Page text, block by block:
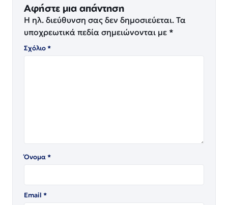
Αφήστε μια απάντηση
Η ηλ. διεύθυνση σας δεν δημοσιεύεται. Τα
υποχρεωτικά πεδία σημειώνονται με *
Σχόλιο*
Όνομα*
Email *